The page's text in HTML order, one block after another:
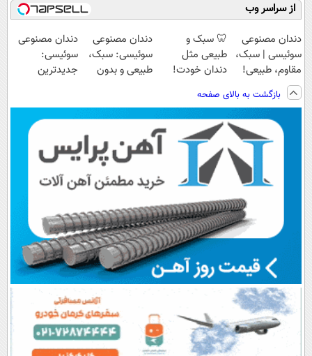
از سراسر وب
دندان مصنوعی
سوئیسی | سبک،
مقاوم، طبیعی!
ویزیت
رایگان+پرداخت
اقساطی😍
🦷 سبک و
طبیعی مثل
دندان خودت!
پرداخت اقساطی
💳 📍 تهران
دندان مصنوعی
سوئیسی: سبک،
طبیعی و بدون
دندان مصنوعی
سوئیسی:
جدیدترین
پرداخت قسطی
بازگشت به بالای صفحه